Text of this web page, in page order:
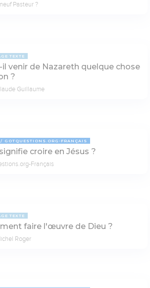
Pasteur ?
TEXTE
il venir de Nazareth quelque chose
?
Guillaume
GOTQUESTIONS.ORG-FRANÇAIS
croire en Jésus ?
Français
TEXTE
faire l'œuvre de Dieu ?
Roger